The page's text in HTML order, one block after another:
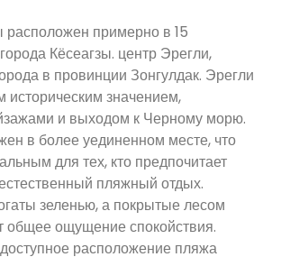
расположен примерно в 15
Кёсеагзы. центр Эрегли,
в провинции Зонгулдак. Эрегли
историческим значением,
и выходом к Черному морю.
в более уединенном месте, что
для тех, кто предпочитает
пляжный отдых.
зеленью, а покрытые лесом
общее ощущение спокойствия.
расположение пляжа